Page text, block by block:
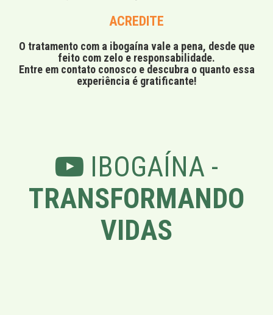
ACREDITE
O tratamento com a ibogaína vale a pena, desde que
feito com zelo e responsabilidade.
Entre em contato conosco e descubra o quanto essa
experiência é gratificante!
IBOGAÍNA -
TRANSFORMANDO
VIDAS